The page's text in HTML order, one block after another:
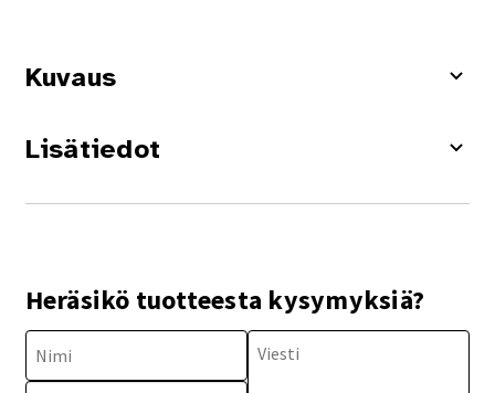
Kuvaus
Lisätiedot
Heräsikö tuotteesta kysymyksiä?